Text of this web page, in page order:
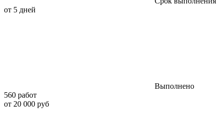
от 5 дней
Выполнено
560 работ
от 20 000 руб